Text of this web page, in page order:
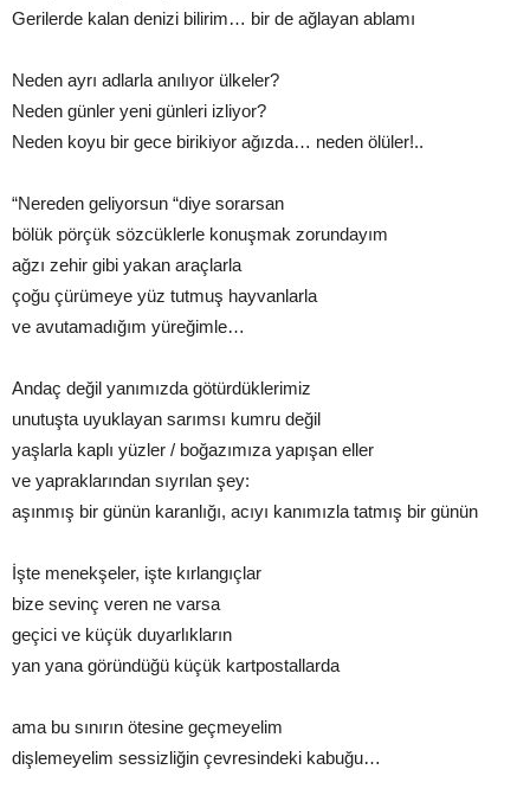
Gerilerde kalan denizi bilirim… bir de ağlayan ablamı
Neden ayrı adlarla anılıyor ülkeler?
Neden günler yeni günleri izliyor?
Neden koyu bir gece birikiyor ağızda… neden ölüler!..
“Nereden geliyorsun “diye sorarsan
bölük pörçük sözcüklerle konuşmak zorundayım
ağzı zehir gibi yakan araçlarla
çoğu çürümeye yüz tutmuş hayvanlarla
ve avutamadığım yüreğimle…
Andaç değil yanımızda götürdüklerimiz
unutuşta uyuklayan sarımsı kumru değil
yaşlarla kaplı yüzler / boğazımıza yapışan eller
ve yapraklarından sıyrılan şey:
aşınmış bir günün karanlığı, acıyı kanımızla tatmış bir günün
İşte menekşeler, işte kırlangıçlar
bize sevinç veren ne varsa
geçici ve küçük duyarlıkların
yan yana göründüğü küçük kartpostallarda
ama bu sınırın ötesine geçmeyelim
dişlemeyelim sessizliğin çevresindeki kabuğu…